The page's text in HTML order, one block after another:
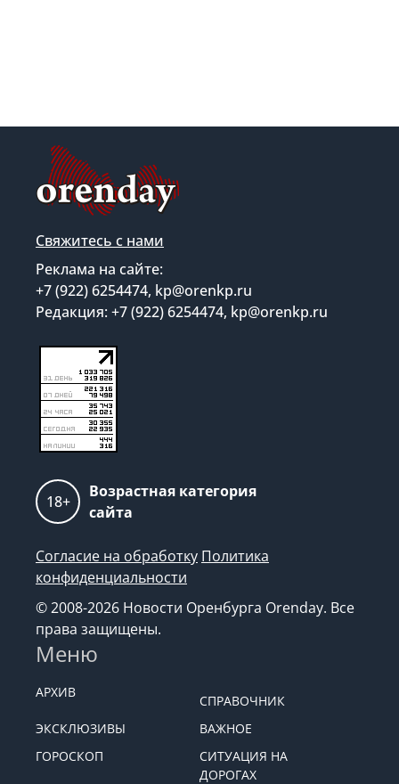
Свяжитесь с нами
Реклама на сайте:
+7 (922) 6254474, kp@orenkp.ru
Редакция: +7 (922) 6254474, kp@orenkp.ru
18+
Возрастная категория
сайта
Согласие на обработку Политика
конфиденциальности
© 2008-2026 Новости Оренбурга Orenday. Все
права защищены.
Меню
АРХИВ
СПРАВОЧНИК
ЭКСКЛЮЗИВЫ
ВАЖНОЕ
ГОРОСКОП
СИТУАЦИЯ НА
ДОРОГАХ